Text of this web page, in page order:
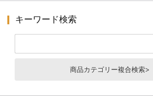
キーワード検索
商品カテゴリー複合検索>